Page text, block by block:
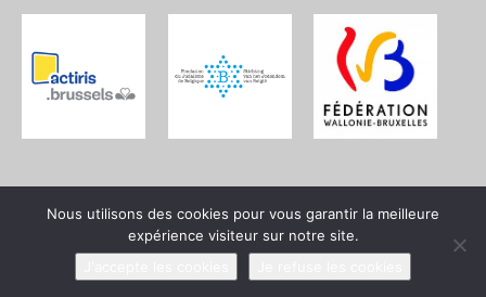
Qui sommes-nous ? Devenir membre Contact
© UPJB - Union des Progressistes Juifs de Belgique - 2025
Nous utilisons des cookies pour vous garantir la meilleure
expérience visiteur sur notre site.